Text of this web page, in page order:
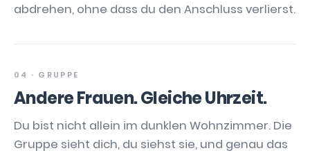
abdrehen, ohne dass du den Anschluss verlierst.
04 · GRUPPE
Andere Frauen. Gleiche Uhrzeit.
Du bist nicht allein im dunklen Wohnzimmer. Die
Gruppe sieht dich, du siehst sie, und genau das